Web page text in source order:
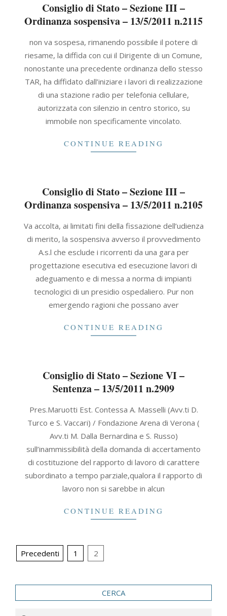
Consiglio di Stato – Sezione III –
Ordinanza sospensiva – 13/5/2011 n.2115
05-
13
non va sospesa, rimanendo possibile il potere di
riesame, la diffida con cui il Dirigente di un Comune,
nonostante una precedente ordinanza dello stesso
TAR, ha diffidato dall’iniziare i lavori di realizzazione
di una stazione radio per telefonia cellulare,
autorizzata con silenzio in centro storico, su
immobile non specificamente vincolato.
CONTINUE READING
Consiglio di Stato – Sezione III –
Ordinanza sospensiva – 13/5/2011 n.2105
05-
13
Va accolta, ai limitati fini della fissazione dell’udienza
di merito, la sospensiva avverso il provvedimento
A.s.l che esclude i ricorrenti da una gara per
progettazione esecutiva ed esecuzione lavori di
adeguamento e di messa a norma di impianti
tecnologici di un presidio ospedaliero. Pur non
emergendo ragioni che possano aver
CONTINUE READING
Consiglio di Stato – Sezione VI –
Sentenza – 13/5/2011 n.2909
05-
13
Pres.Maruotti Est. Contessa A. Masselli (Avv.ti D.
Turco e S. Vaccari) / Fondazione Arena di Verona (
Avv.ti M. Dalla Bernardina e S. Russo)
sull’inammissibilità della domanda di accertamento
di costituzione del rapporto di lavoro di carattere
subordinato a tempo parziale,qualora il rapporto di
lavoro non si sarebbe in alcun
CONTINUE READING
Paginazione
articoli
Precedenti 1 2
CERCA
Search